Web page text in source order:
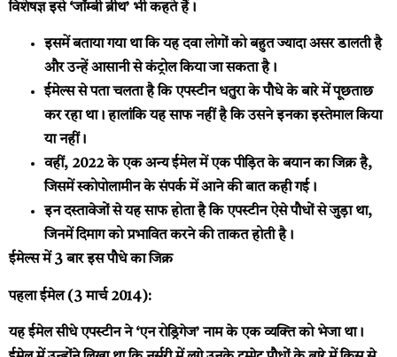
विशेषज्ञ इसे ‘जॉम्बी ब्रीथ’ भी कहते हैं।
इसमें बताया गया था कि यह दवा लोगों को बहुत ज्यादा असर डालती है
और उन्हें आसानी से कंट्रोल किया जा सकता है।
ईमेल्स से पता चलता है कि एपस्टीन धतुरा के पौधे के बारे में पूछताछ
कर रहा था। हालांकि यह साफ नहीं है कि उसने इनका इस्तेमाल किया
या नहीं।
वहीं, 2022 के एक अन्य ईमेल में एक पीड़ित के बयान का जिक्र है,
जिसमें स्कोपोलामीन के संपर्क में आने की बात कही गई।
इन दस्तावेजों से यह साफ होता है कि एपस्टीन ऐसे पौधों से जुड़ा था,
जिनमें दिमाग को प्रभावित करने की ताकत होती है।
ईमेल्स में 3 बार इस पौधे का जिक्र
पहला ईमेल (3 मार्च 2014):
यह ईमेल सीधे एपस्टीन ने ‘एन रोड्रिगेज’ नाम के एक व्यक्ति को भेजा था।